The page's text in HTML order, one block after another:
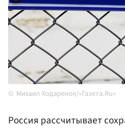
Михаил Ходаренок/«Газета.Ru»
Россия рассчитывает